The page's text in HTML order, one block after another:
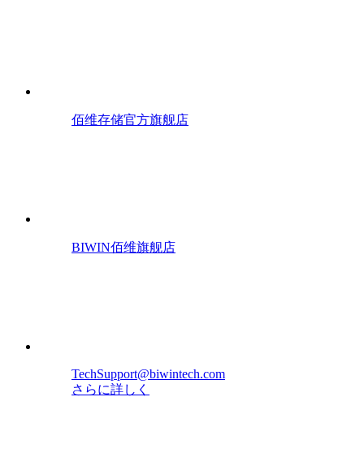
佰维存储官方旗舰店
BIWIN佰维旗舰店
TechSupport@biwintech.com
さらに詳しく